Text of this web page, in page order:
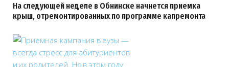
На следующей неделе в Обнинске начнется приемка
крыш, отремонтированных по программе капремонта